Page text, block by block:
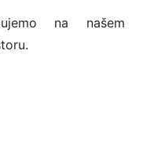
na našem